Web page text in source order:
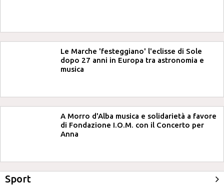
Le Marche 'festeggiano' l'eclisse di Sole
dopo 27 anni in Europa tra astronomia e
musica
A Morro d'Alba musica e solidarietà a favore
di Fondazione I.O.M. con il Concerto per
Anna
Sport